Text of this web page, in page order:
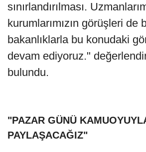
sınırlandırılması.
kurumlarımızın görüşleri de
bakanlıklarla bu konudaki
devam ediyoruz."
bulundu.
"PAZAR GÜNÜ
PAYLAŞACAĞIZ"